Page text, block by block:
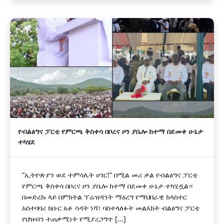
የብልፅግና ፓርቲ የምርጫ ቅስቀሳ በቦረና ዞን ያቤሎ ከተማ በደመቀ ሁኔታ
ተካሄደ
“ኢትዮጵያን ወደ ተምሳሌት ሀገር!” በሚል መሪ ቃል የብልፅግና ፓርቲ
የምርጫ ቅስቀሳ በቦረና ዞን ያቤሎ ከተማ በደመቀ ሁኔታ ተካሂዷል።
በመድረኩ ላይ በምክትል ፕሬዝዳንት ማዕረግ የማህበራዊ ክላስተር
አስተባባሪ ክቡር አቶ ሳዳት ነሻ፣ ባስተላለፉት መልእክት ብልፅግና ፓርቲ
የህዝብን ተጠቃሚነት የሚያረጋግጥ [...]